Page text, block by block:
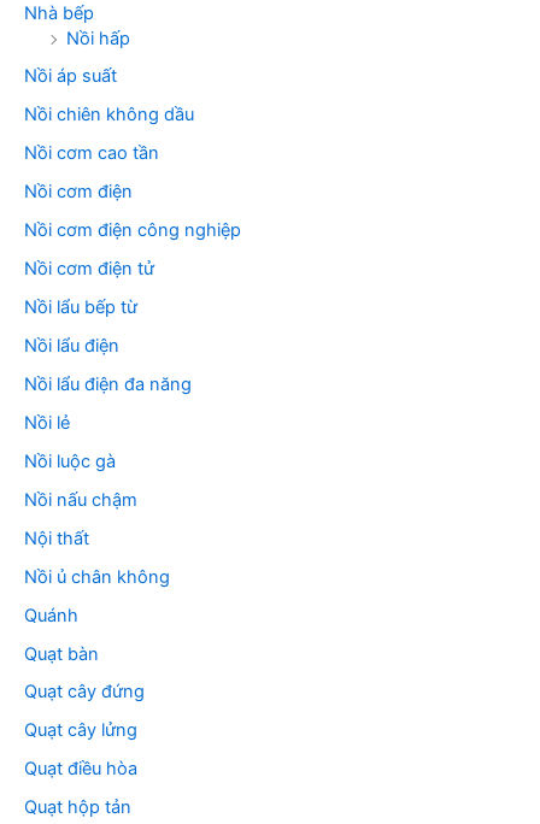
Nhà bếp
Nồi hấp
Nồi áp suất
Nồi chiên không dầu
Nồi cơm cao tần
Nồi cơm điện
Nồi cơm điện công nghiệp
Nồi cơm điện tử
Nồi lẩu bếp từ
Nồi lẩu điện
Nồi lẩu điện đa năng
Nồi lẻ
Nồi luộc gà
Nồi nấu chậm
Nội thất
Nồi ủ chân không
Quánh
Quạt bàn
Quạt cây đứng
Quạt cây lửng
Quạt điều hòa
Quạt hộp tản